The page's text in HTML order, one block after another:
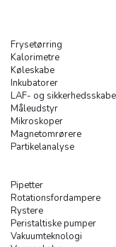
Frysetørring
Kalorimetre
Køleskabe
Inkubatorer
LAF- og sikkerhedsskabe
Måleudstyr
Mikroskoper
Magnetomrørere
Partikelanalyse
Pipetter
Rotationsfordampere
Rystere
Peristaltiske pumper
Vakuumteknologi